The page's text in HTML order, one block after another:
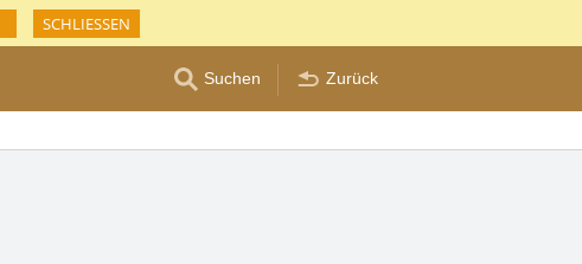
SCHLIESSEN
Suchen Zurück